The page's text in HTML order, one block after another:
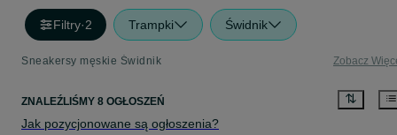
Filtry·2 Trampki Świdnik
Sneakersy męskie Świdnik Zobacz
ZNALEŹLIŚMY 8 OGŁOSZEŃ
Jak pozycjonowane są ogłoszenia?